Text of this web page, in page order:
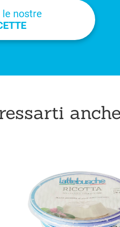
le nostre